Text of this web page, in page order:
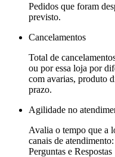
Pedidos que foram
previsto.
Cancelamentos
Total de
ou por essa loja por
com avarias, produto
prazo.
Agilidade no
Avalia o tempo que a
canais de
Perguntas e Respostas